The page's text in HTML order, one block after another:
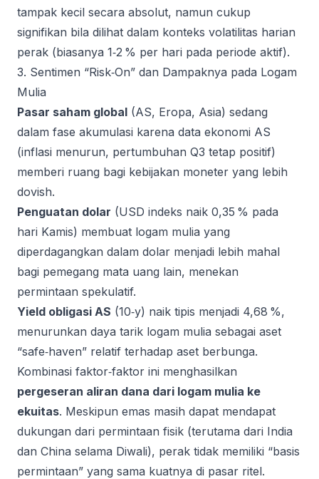
tampak kecil secara absolut, namun cukup
signifikan bila dilihat dalam konteks volatilitas harian
perak (biasanya 1‑2 % per hari pada periode aktif).
3. Sentimen “Risk‑On” dan Dampaknya pada Logam
Mulia
Pasar saham global (AS, Eropa, Asia) sedang
dalam fase akumulasi karena data ekonomi AS
(inflasi menurun, pertumbuhan Q3 tetap positif)
memberi ruang bagi kebijakan moneter yang lebih
dovish.
Penguatan dolar (USD indeks naik 0,35 % pada
hari Kamis) membuat logam mulia yang
diperdagangkan dalam dolar menjadi lebih mahal
bagi pemegang mata uang lain, menekan
permintaan spekulatif.
Yield obligasi AS (10‑y) naik tipis menjadi 4,68 %,
menurunkan daya tarik logam mulia sebagai aset
“safe‑haven” relatif terhadap aset berbunga.
Kombinasi faktor‑faktor ini menghasilkan
pergeseran aliran dana dari logam mulia ke
ekuitas. Meskipun emas masih dapat mendapat
dukungan dari permintaan fisik (terutama dari India
dan China selama Diwali), perak tidak memiliki “basis
permintaan” yang sama kuatnya di pasar ritel.